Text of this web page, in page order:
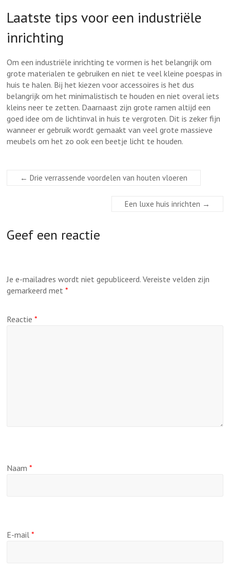
Laatste tips voor een industriële
inrichting
Om een industriële inrichting te vormen is het belangrijk om
grote materialen te gebruiken en niet te veel kleine poespas in
huis te halen. Bij het kiezen voor accessoires is het dus
belangrijk om het minimalistisch te houden en niet overal iets
kleins neer te zetten. Daarnaast zijn grote ramen altijd een
goed idee om de lichtinval in huis te vergroten. Dit is zeker fijn
wanneer er gebruik wordt gemaakt van veel grote massieve
meubels om het zo ook een beetje licht te houden.
← Drie verrassende voordelen van houten vloeren
Een luxe huis inrichten →
Geef een reactie
Je e-mailadres wordt niet gepubliceerd. Vereiste velden zijn
gemarkeerd met*
Reactie*
Naam*
E-mail*